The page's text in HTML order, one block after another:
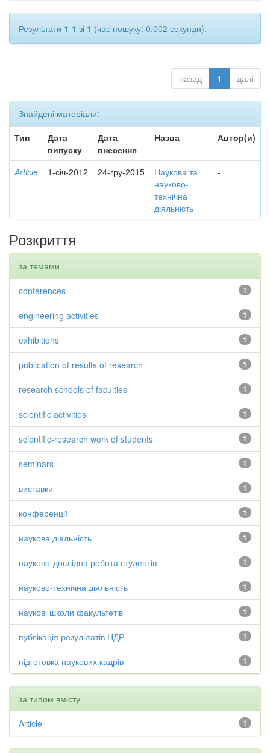
Результати 1-1 зі 1 (час пошуку: 0.002 секунди).
назад 1 далі
Знайдені матеріали:
Тип
Дата
випуску
Дата
внесення
Назва Автор(и)
Article 1-січ-2012 24-гру-2015
Наукова та
науково-
технічна
діяльність
-
Розкриття
за темами
1
conferences
1
engineering activities
1
exhibitions
1
publication of results of research
1
research schools of faculties
1
scientific activities
1
scientific-research work of students
1
seminars
1
виставки
1
конференції
1
наукова діяльність
1
науково-дослідна робота студентів
1
науково-технічна діяльність
1
наукові школи факультетів
1
публікація результатів НДР
1
підготовка наукових кадрів
за типом вмісту
1
Article